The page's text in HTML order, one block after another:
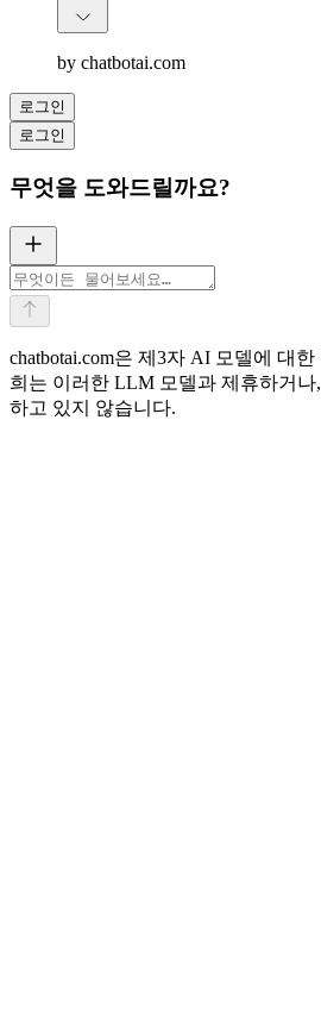
by chatbotai.com
로그인
로그인
무엇을 도와드릴까요?
AI 번역 작성 또는 편집 멀티 모델 채팅
chatbotai.com은 제3자 AI 모델에 대
희는 이러한 LLM 모델과 제휴하거
하고 있지 않습니다.